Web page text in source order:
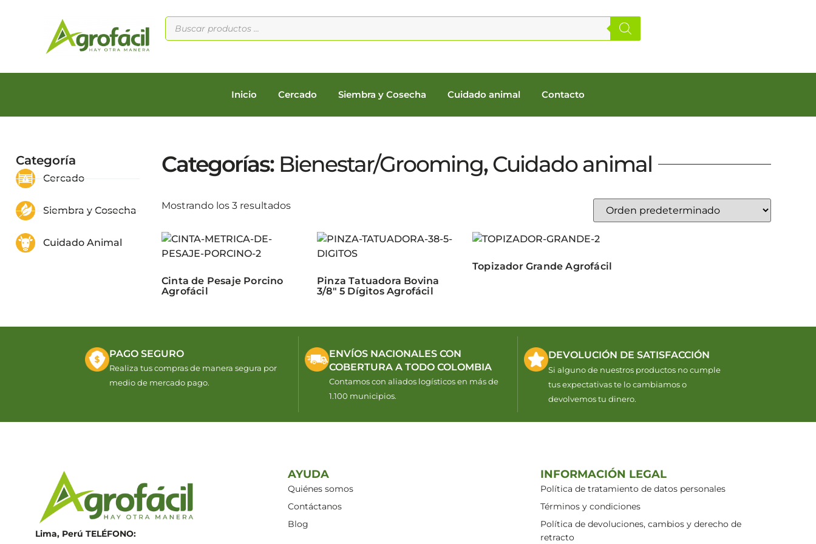
Inicio Cercado Siembra y Cosecha Cuidado animal Contacto
Categoría
Cercado
Siembra y Cosecha
Cuidado Animal
Categorías: Bienestar/Grooming,Cuidado animal
Mostrando los 3 resultados
Cinta de Pesaje Porcino
Agrofácil
Pinza Tatuadora Bovina
3/8″ 5 Dígitos Agrofácil
Topizador Grande Agrofácil
PAGO SEGURO
Realiza tus compras de manera segura por
medio de mercado pago.
ENVÍOS NACIONALES CON
COBERTURA A TODO COLOMBIA
Contamos con aliados logísticos en más de
1.100 municipios.
DEVOLUCIÓN DE SATISFACCIÓN
Si alguno de nuestros productos no cumple
tus expectativas te lo cambiamos o
devolvemos tu dinero.
Lima, Perú TELÉFONO:
AYUDA
Quiénes somos
Contáctanos
Blog
INFORMACIÓN LEGAL
Política de tratamiento de datos personales
Términos y condiciones
Política de devoluciones, cambios y derecho de
retracto